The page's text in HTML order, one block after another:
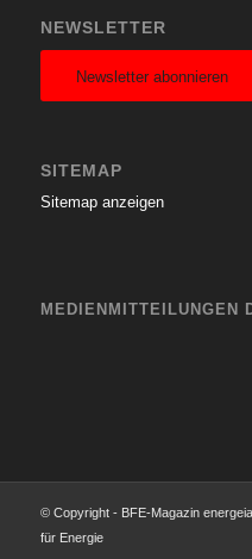
NEWSLETTER
Newsletter abonnieren
SITEMAP
Sitemap anzeigen
MEDIENMITTEILUNGEN
© Copyright - BFE-Magazin
für Energie